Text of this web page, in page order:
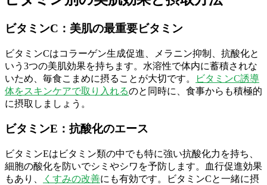
ビタミンC：美肌の最重要ビタミン
ビタミンCはコラーゲン生成促進、メラニン抑制、抗酸化と
いう3つの美肌効果を持ちます。水溶性で体内に蓄積されな
いため、毎食こまめに摂ることが大切です。
ビタミンC誘導
体をスキンケアで取り入れるのと同時に、食事からも積極的
に摂取しましょう。
ビタミンE：抗酸化のエース
ビタミンEはビタミン類の中でも特に強い抗酸化力を持ち、
細胞の酸化を防いでシミやシワを予防します。血行促進効果
もあり、
くすみの改善にも有効です。ビタミンCと一緒に摂